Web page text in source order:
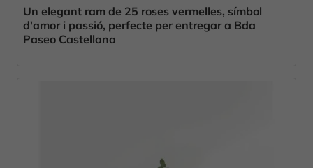
Un elegant ram de 25 roses vermelles, símbol
d'amor i passió, perfecte per entregar a Bda
Paseo Castellana